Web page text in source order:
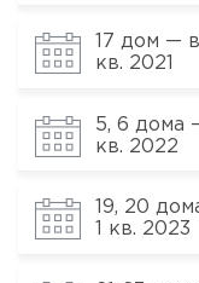
17 дом —
кв. 2021
5, 6 дома
кв. 2022
19, 20
1 кв. 2023